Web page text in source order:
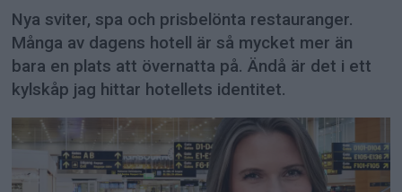
Nya sviter, spa och prisbelönta restauranger.
Många av dagens hotell är så mycket mer än
bara en plats att övernatta på. Ändå är det i ett
kylskåp jag hittar hotellets identitet.